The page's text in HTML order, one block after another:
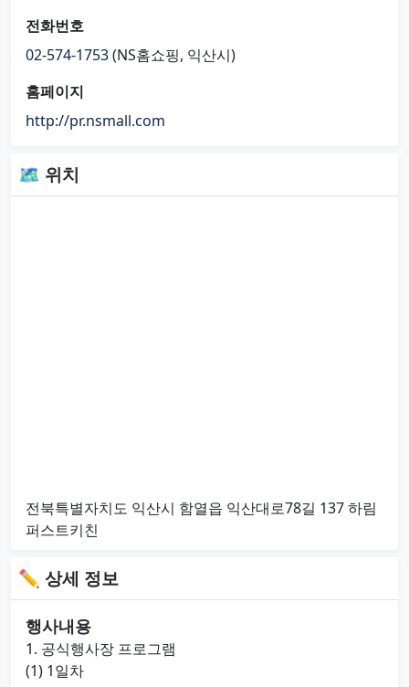
전화번호
02-574-1753(NS홈쇼핑, 익산시)
홈페이지
http://pr.nsmall.com
🗺 위치
전북특별자치도 익산시 함열읍 익산대로78길 137 하림
퍼스트키친
✏ 상세 정보
행사내용
1. 공식행사장 프로그램
(1) 1일차